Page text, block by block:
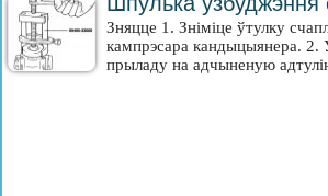
Зняцце 1. Зніміце ўтулку
кампрэсара кандыцыянера. 2.
прыладу на адчыненую